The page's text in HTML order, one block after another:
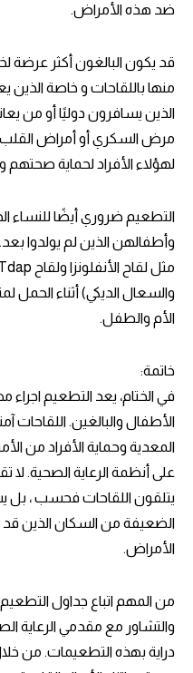
ضد هذه الأمراض.
قد يكون البالغون أكثر عرضة
منها باللقاحات و خاصة الذين
الذين يسافرون دوليًا أو من
مرض السكري أو أمراض
لهؤلاء الأفراد لحماية
التطعيم ضروري أيضًا للنساء
وأطفالهن الذين لم يولدوا
والسعال الديكي) أثناء الحمل
الأم والطفل.
خاتمة:
في الختام، يعد التطعيم
الأطفال والبالغين. اللقاحات
المعدية وحماية الأفراد من
على أنظمة الرعاية الصحية. لا
يتلقون اللقاحات فحسب ، بل
الضعيفة من السكان الذين
الأمراض.
من المهم اتباع جداول
والتشاور مع مقدمي الرعاية
دراية بهذه التطعيمات. من